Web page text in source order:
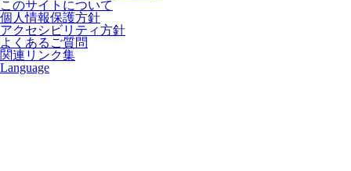
このサイトについて
個人情報保護方針
アクセシビリティ方針
よくあるご質問
関連リンク集
Language